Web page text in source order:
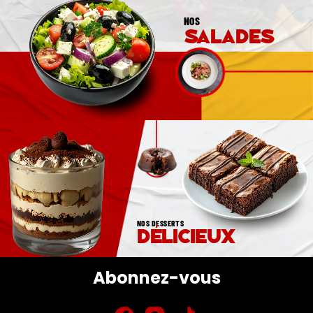
NOS
salades
NOS DESSERTS
délicieux
Abonnez-vous